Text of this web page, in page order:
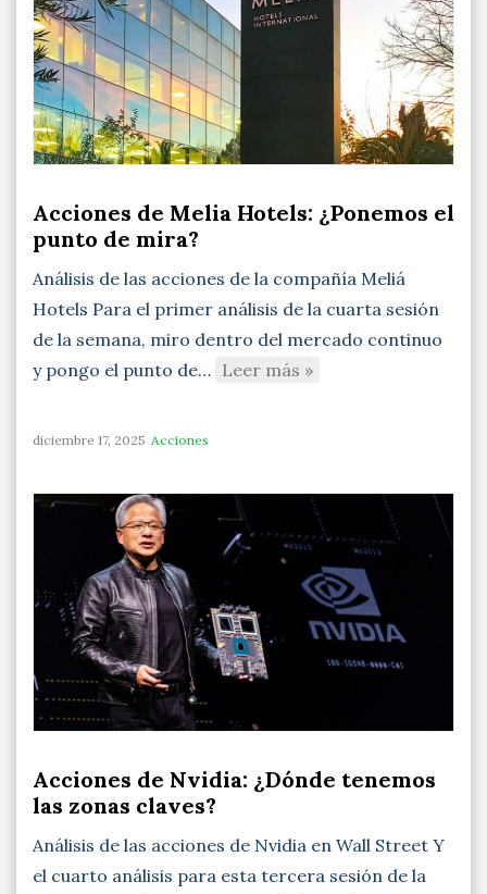
Acciones de Melia Hotels: ¿Ponemos el
punto de mira?
Análisis de las acciones de la compañía Meliá
Hotels Para el primer análisis de la cuarta sesión
de la semana, miro dentro del mercado continuo
y pongo el punto de… Leer más »
diciembre 17, 2025 Acciones
Acciones de Nvidia: ¿Dónde tenemos
las zonas claves?
Análisis de las acciones de Nvidia en Wall Street Y
el cuarto análisis para esta tercera sesión de la